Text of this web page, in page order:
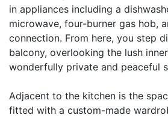
in appliances including a
microwave, four-burner gas hob,
connection. From here, you step
balcony, overlooking the lush
wonderfully private and peaceful
Adjacent to the kitchen is the
fitted with a custom-made